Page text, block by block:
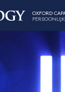
OXFORD